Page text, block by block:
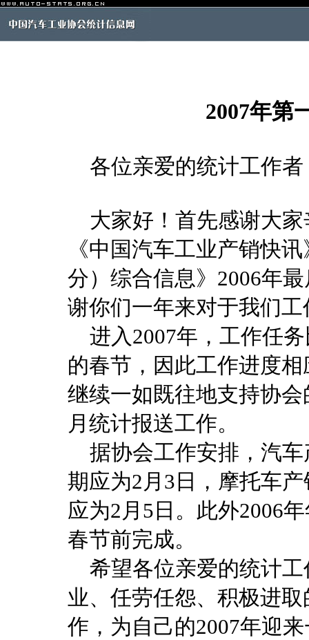
2007年第
各位亲爱的统计工作者
大家好！首先感谢大家
《中国汽车工业产销快
分）综合信息》2006年
谢你们一年来对于我们
进入2007年，工作任
的春节，因此工作进度
继续一如既往地支持协
月统计报送工作。
据协会工作安排，汽车
期应为2月3日，摩托车
应为2月5日。此外2006
春节前完成。
希望各位亲爱的统计工
业、任劳任怨、积极进
作，为自己的2007年迎